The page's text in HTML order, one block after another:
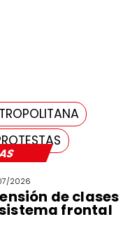
2026
de clases
frontal